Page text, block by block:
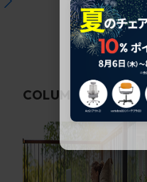
COLUMN関連コラム